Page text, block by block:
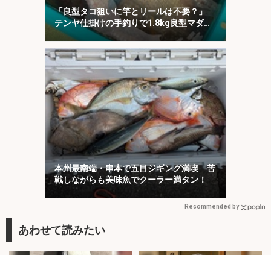
「良型タコ狙いに竿とリールは不要？」
テンヤ仕掛けの手釣りで1.8kg良型マダ
コ！【川崎丸・東京湾】
本州最南端・串本で五目ジギング満喫 苦
戦しながらも美味魚でクーラー満タン！
Recommended by